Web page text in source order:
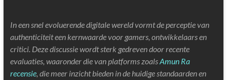
change
In een snel evoluerende digitale wereld vormt de perceptie van
authenticiteit een kernwaarde voor gamers, ontwikkelaars en
critici. Deze discussie wordt sterk gedreven door recente
evaluaties, waaronder die van platforms zoalsAmun Ra
recensie, die meer inzicht bieden in de huidige standaarden en